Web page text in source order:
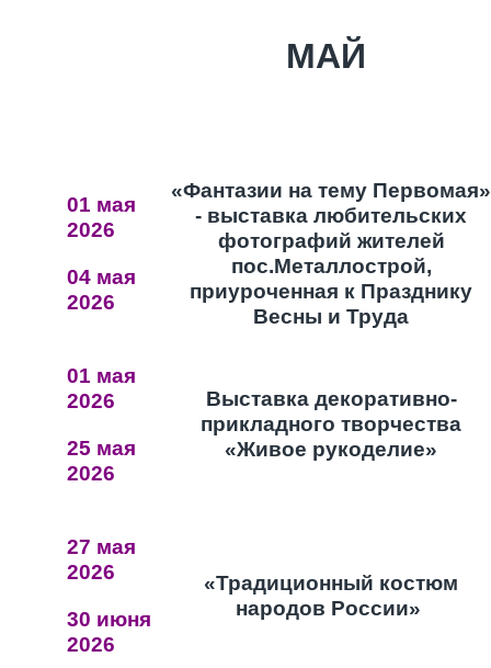
МАЙ
01 мая
2026
04 мая
2026
«Фантазии на тему Первомая»
- выставка любительских
фотографий жителей
пос.Металлострой,
приуроченная к Празднику
Весны и Труда
01 мая
2026
25 мая
2026
Выставка декоративно-
прикладного творчества
«Живое рукоделие»
27 мая
2026
30 июня
2026
«Традиционный костюм
народов России»